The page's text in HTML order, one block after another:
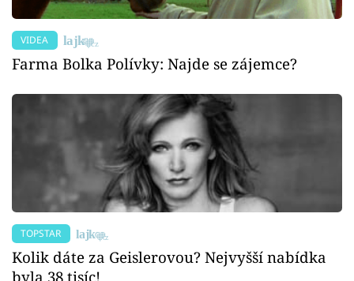
VIDEA
Farma Bolka Polívky: Najde se zájemce?
TOPSTAR
Kolik dáte za Geislerovou? Nejvyšší nabídka
byla 38 tisíc!